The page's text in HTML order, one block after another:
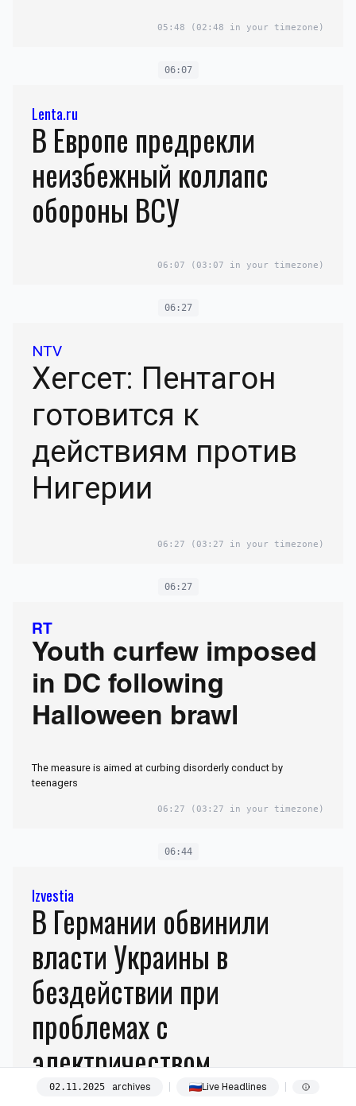
05:48 (02:48 in your timezone)
06:07
Lenta.ru
В Европе предрекли
неизбежный коллапс
обороны ВСУ
06:07 (03:07 in your timezone)
06:27
NTV
Хегсет: Пентагон
готовится к
действиям против
Нигерии
06:27 (03:27 in your timezone)
06:27
RT
Youth curfew imposed
in DC following
Halloween brawl
The measure is aimed at curbing disorderly conduct by
teenagers
06:27 (03:27 in your timezone)
06:44
Izvestia
В Германии обвинили
власти Украины в
бездействии при
проблемах с
электричеством
02. 11.2025 archives Live Headlines